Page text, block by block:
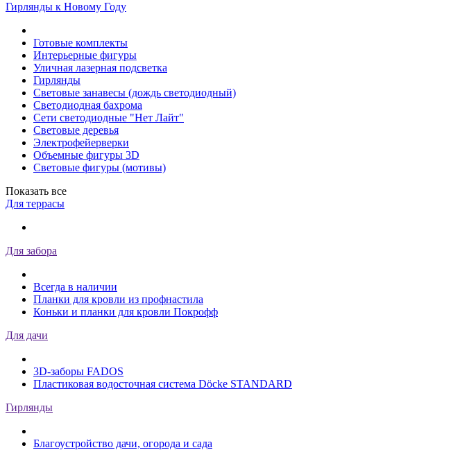
Гирлянды к Новому Году
Готовые комплекты
Интерьерные фигуры
Уличная лазерная подсветка
Гирлянды
Световые занавесы (дождь светодиодный)
Светодиодная бахрома
Сети светодиодные "Нет Лайт"
Световые деревья
Электрофейерверки
Объемные фигуры 3D
Световые фигуры (мотивы)
Показать все
Для террасы
Для забора
Всегда в наличии
Планки для кровли из профнастила
Коньки и планки для кровли Покрофф
Для дачи
3D-заборы FADOS
Пластиковая водосточная система Döcke STANDARD
Гирлянды
Благоустройство дачи, огорода и сада